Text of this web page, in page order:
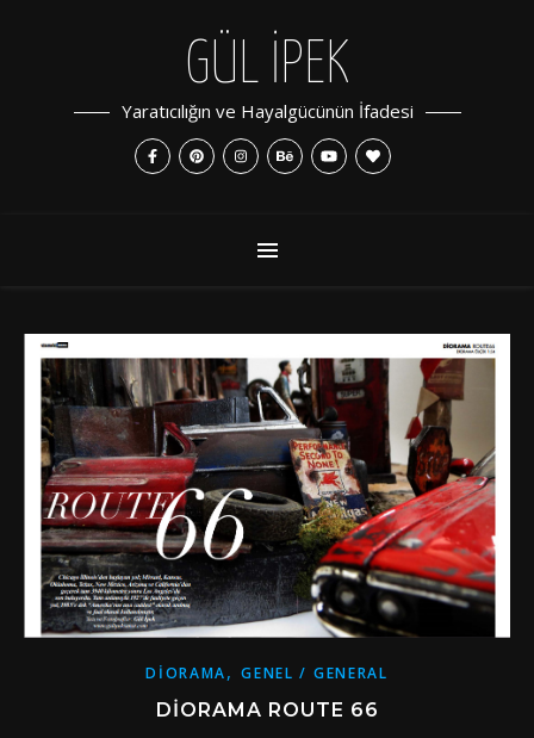
GÜL İPEK
Yaratıcılığın ve Hayalgücünün İfadesi
DIORAMA,GENEL / GENERAL
DIORAMA ROUTE 66